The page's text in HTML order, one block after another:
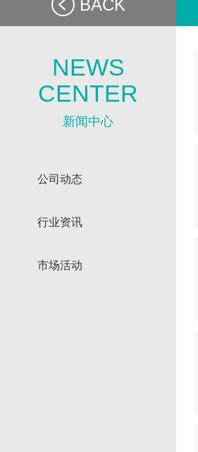
BACK
NEWS
CENTER
新闻中心
公司动态
行业资讯
市场活动